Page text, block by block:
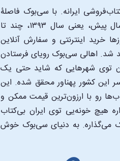
ایرانه. با سی‌بوک فاصلۀ
شما تا یک کتابفروشی بزرگ و پروپیمون تنها به اندازۀ یک کلیک شده. چند سال پیش، یعنی سال ۱۳۹۳، چند تا
خرید اینترنتی و سفارش آنلاین
شد. اهالی سی‌بوک رویای فرستادن
توی شهرهایی که شاید حتی یک
این کشور پهناور محقق شده. این
رو با ارزون‌ترین قیمت ممکن و
هیچ خونه‌یی توی ایران بی‌کتاب
می‌گذاره. به دنیای سی‌بوک خوش